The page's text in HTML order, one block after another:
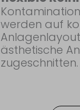
werden auf
ästhetische
zugeschnitten.